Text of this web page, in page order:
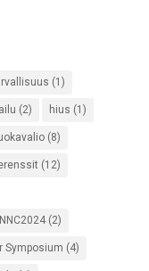
(1)
(2) hius (1)
(8)
(12)
NNC2024(2)
Symposium (4)